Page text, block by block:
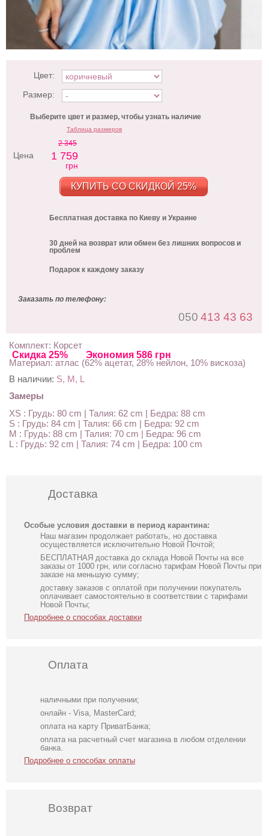
Скидка 25% Экономия 586 грн
Цвет:
Размер:
Выберите цвет и размер, чтобы узнать наличие
Таблица размеров
Цена
2 345
1 759
грн
КУПИТЬ СО СКИДКОЙ 25%
Бесплатная доставка по Киеву и Украине
30 дней на возврат или обмен без лишних вопросов и
проблем
Подарок к каждому заказу
Заказать по телефону:
050 413 43 63
Комплект: Корсет
Материал: атлас (62% ацетат, 28% нейлон, 10% вискоза)
В наличии: S, M, L
Замеры
XS : Грудь: 80 cm | Талия: 62 cm | Бедра: 88 cm
S : Грудь: 84 cm | Талия: 66 cm | Бедра: 92 cm
M : Грудь: 88 cm | Талия: 70 cm | Бедра: 96 cm
L : Грудь: 92 cm | Талия: 74 cm | Бедра: 100 cm
Доставка
Особые условия доставки в период карантина:
Наш магазин продолжает работать, но доставка
осуществляется исключительно Новой Почтой;
БЕСПЛАТНАЯ доставка до склада Новой Почты на все
заказы от 1000 грн, или согласно тарифам Новой Почты при
заказе на меньшую сумму;
доставку заказов с оплатой при получении покупатель
оплачивает самостоятельно в соответствии с тарифами
Новой Почты;
Подробнее о способах доставки
Оплата
наличными при получении;
онлайн - Visa, MasterCard;
оплата на карту ПриватБанка;
оплата на расчетный счет магазина в любом отделении
банка.
Подробнее о способах оплаты
Возврат